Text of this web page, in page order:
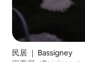
民居 ｜ Bassigney